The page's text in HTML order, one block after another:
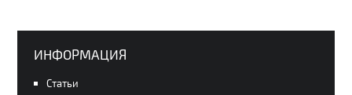
ИНФОРМАЦИЯ
Статьи